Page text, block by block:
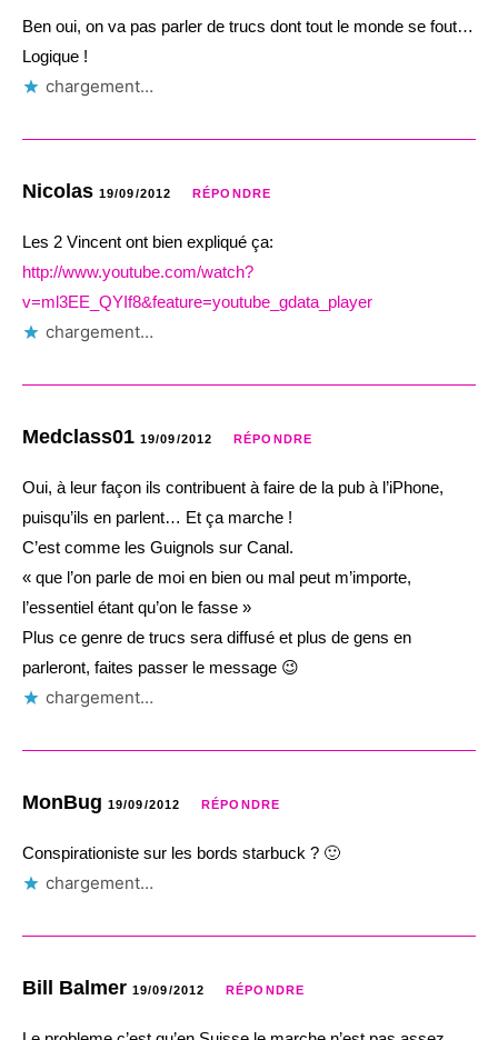
Ben oui, on va pas parler de trucs dont tout le monde se fout…
Logique !
chargement…
Nicolas 19/09/2012 RÉPONDRE
Les 2 Vincent ont bien expliqué ça:
http://www.youtube.com/watch?
v=ml3EE_QYIf8&feature=youtube_gdata_player
chargement…
Medclass01 19/09/2012 RÉPONDRE
Oui, à leur façon ils contribuent à faire de la pub à l’iPhone,
puisqu’ils en parlent… Et ça marche !
C’est comme les Guignols sur Canal.
« que l’on parle de moi en bien ou mal peut m’importe,
l’essentiel étant qu’on le fasse »
Plus ce genre de trucs sera diffusé et plus de gens en
parleront, faites passer le message 😉
chargement…
MonBug 19/09/2012 RÉPONDRE
Conspirationiste sur les bords starbuck ? 🙂
chargement…
Bill Balmer 19/09/2012 RÉPONDRE